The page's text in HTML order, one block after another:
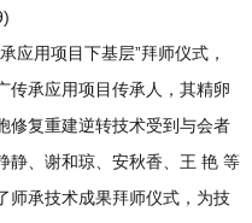
应用项目下基层”拜师仪式，
传承应用项目传承人，其精卵
修复重建逆转技术受到与会者
静、谢和琼、安秋香、王 艳 等
师承技术成果拜师仪式，为技